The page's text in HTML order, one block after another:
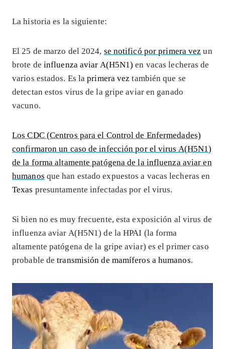
La historia es la siguiente:
El 25 de marzo del 2024, se notificó por primera vez un
brote de influenza aviar A(H5N1) en vacas lecheras de
varios estados. Es laprimera vez también que se
detectan estos virus de la gripe aviar en ganado
vacuno.
Los CDC (Centros para el Control de Enfermedades)
confirmaron un caso de infección por el virus A(H5N1)
de la forma altamente patógena de la influenza aviar en
humanos que han estado expuestos a vacas lecheras en
Texas presuntamente infectadas por el virus.
Si bien no es muy frecuente, esta exposición al virus de
influenza aviar A(H5N1) de la HPAI (la forma
altamente patógena de la gripe aviar) es el primer caso
probable detransmisión de mamíferos a humanos.